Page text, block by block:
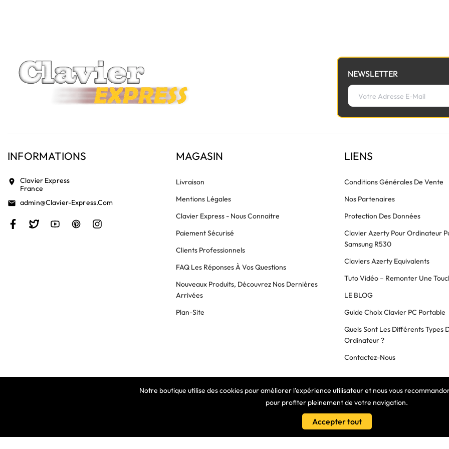
Notre boutique utilise des cookies pour améliorer l'expérience utilisateur et nous vous
pour profiter pleinement de votre navigation.
Accepter tout
NEWSLETTER
INFORMATIONS
location_on
Clavier Express
France
email Admin@clavier-Express.com
MAGASIN
Livraison
Mentions Légales
Clavier Express - Nous Connaitre
Paiement Sécurisé
Clients Professionnels
FAQ Les Réponses À Vos Questions
Nouveaux Produits, Découvrez Nos Dernières
Arrivées
Plan-Site
LIENS
Conditions Générales De Vente
Nos Partenaires
Protection Des Données
Clavier Azerty Pour Ordinateur
Samsung R530
Claviers Azerty Equivalents
Tuto Vidéo – Remonter Une
LE BLOG
Guide Choix Clavier PC Portable
Quels Sont Les Différents Types
Ordinateur ?
Contactez-Nous
COPYRIGHT © 2025 Clavier Express